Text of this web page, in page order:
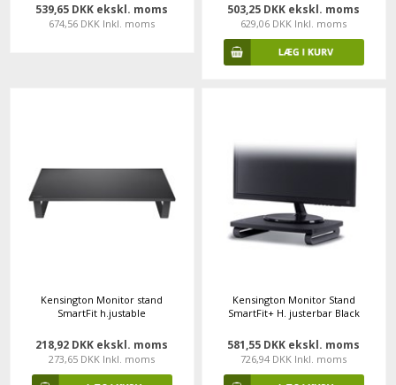
539,65 DKK ekskl. moms
674,56 DKK Inkl. moms
503,25 DKK ekskl. moms
629,06 DKK Inkl. moms
Kensington Monitor stand
SmartFit h.justable
218,92 DKK ekskl. moms
273,65 DKK Inkl. moms
Kensington Monitor Stand
SmartFit+ H. justerbar Black
581,55 DKK ekskl. moms
726,94 DKK Inkl. moms